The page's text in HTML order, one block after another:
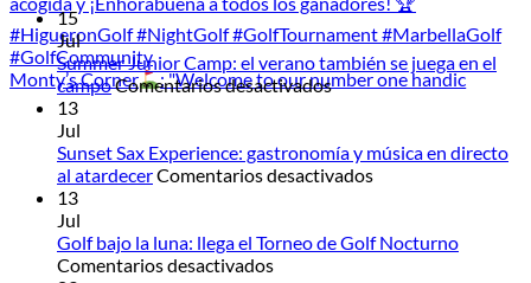
Monty’s Corner : "Welcome to our number one handic
15
Jul
Summer Junior Camp: el verano también se juega en el
campoComentarios desactivadosen
Camp:
el
se
13
Jul
Sunset Sax Experience: gastronomía y música en directo
al atardecerComentarios desactivadosen
Experience:
13
Jul
Golf bajo la luna: llega el Torneo de Golf Nocturno
Comentarios desactivadosen